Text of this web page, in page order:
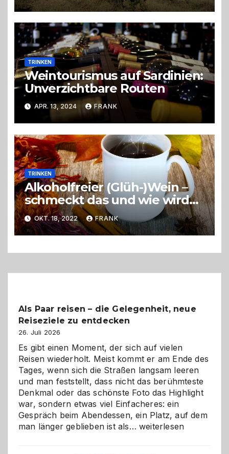
TRINKEN
Weintourismus auf Sardinien:
Unverzichtbare Routen
APR. 13, 2024 FRANK
TRINKEN
Alkoholfreier (Glüh-)Wein –
schmeckt das und wie wird
dieser hergestellt?
OKT. 18, 2022 FRANK
Als Paar reisen – die Gelegenheit, neue
Reiseziele zu entdecken
26. Juli 2026
Es gibt einen Moment, der sich auf vielen
Reisen wiederholt. Meist kommt er am Ende des
Tages, wenn sich die Straßen langsam leeren
und man feststellt, dass nicht das berühmteste
Denkmal oder das schönste Foto das Highlight
war, sondern etwas viel Einfacheres: ein
Gespräch beim Abendessen, ein Platz, auf dem
man länger geblieben ist als… Als
weiterlesen